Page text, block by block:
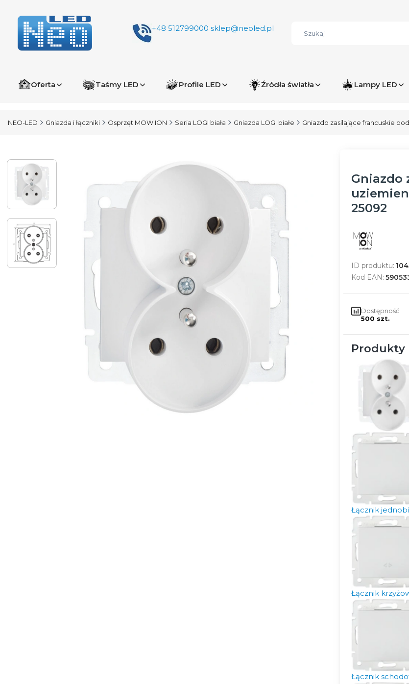
+48 512799000 sklep@neoled.pl
Oferta Taśmy LED Profile LED Źródła światła Lampy LED
NEO-LED Gniazda i łączniki Osprzęt MOW ION Seria LOGI biała Gniazda LOGI białe Gniazdo zasilające francuskie
Gniazdo
25092
ID produktu:
Kod EAN:
Dostępność:
500 szt.
Produkty
Łącznik
Łącznik
Łącznik